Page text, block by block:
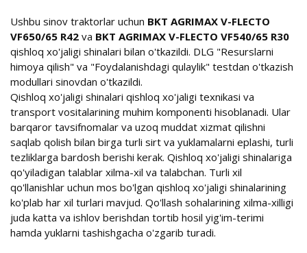
Ushbu sinov traktorlar uchun BKT AGRIMAX V-FLECTO
VF650/65 R42 va BKT AGRIMAX V-FLECTO VF540/65 R30
qishloq xo'jaligi shinalari bilan o'tkazildi. DLG "Resurslarni
himoya qilish" va "Foydalanishdagi qulaylik" testdan o'tkazish
modullari sinovdan o'tkazildi.
Qishloq xo'jaligi shinalari qishloq xo'jaligi texnikasi va
transport vositalarining muhim komponenti hisoblanadi. Ular
barqaror tavsifnomalar va uzoq muddat xizmat qilishni
saqlab qolish bilan birga turli sirt va yuklamalarni eplashi, turli
tezliklarga bardosh berishi kerak. Qishloq xo'jaligi shinalariga
qo'yiladigan talablar xilma-xil va talabchan. Turli xil
qo'llanishlar uchun mos bo'lgan qishloq xo'jaligi shinalarining
ko'plab har xil turlari mavjud. Qo'llash sohalarining xilma-xilligi
juda katta va ishlov berishdan tortib hosil yig'im-terimi
hamda yuklarni tashishgacha o'zgarib turadi.